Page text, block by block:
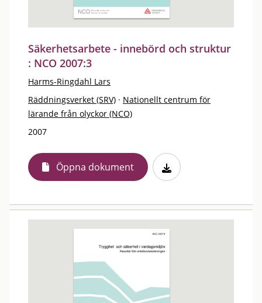
Säkerhetsarbete - innebörd och struktur
: NCO 2007:3
Harms-Ringdahl Lars
Räddningsverket (SRV) · Nationellt centrum för
lärande från olyckor (NCO)
2007
Öppna dokument